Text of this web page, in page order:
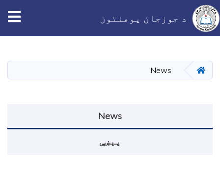
د جوزجان پوهنتون
کور News
News
پېښې